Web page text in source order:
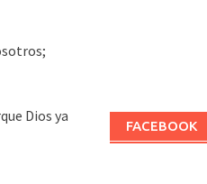
Dios ya
FACEBOOK